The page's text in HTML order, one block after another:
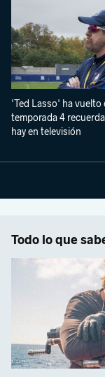
'Ted Lasso' ha vuelto
temporada 4
hay en televisión
Todo lo que